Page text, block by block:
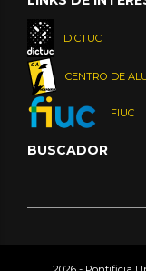
DICTUC
CENTRO DE
FIUC
BUSCADOR